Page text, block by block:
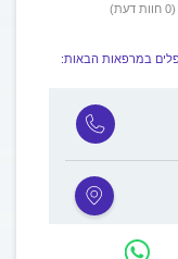
(0 חוות דעת)